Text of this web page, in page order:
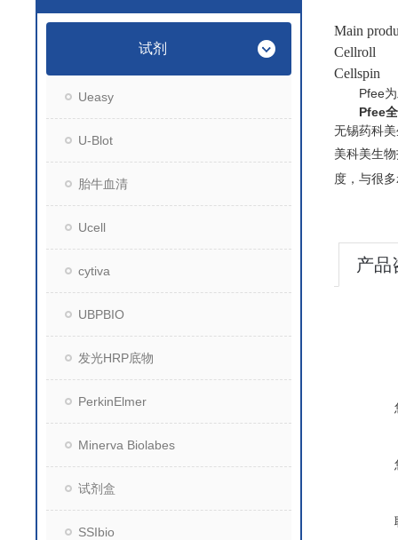
试剂
Ueasy
U-Blot
胎牛血清
Ucell
cytiva
UBPBIO
发光HRP底物
PerkinElmer
Minerva Biolabes
试剂盒
SSIbio
Main
Cellroll
Cellspin
Pfee为工
Pfee
无锡药科
美科美生
度，与很多
产品